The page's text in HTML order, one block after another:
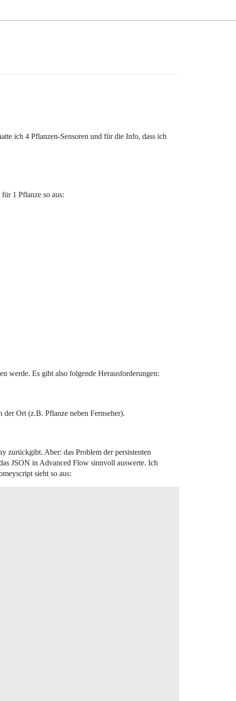
ich 4 Pflanzen-Sensoren und für die Info, dass ich
1 Pflanze so aus:
werde. Es gibt also folgende Herausforderungen:
der Ort (z.B. Pflanze neben Fernseher).
zurückgibt. Aber: das Problem der persistenten
JSON in Advanced Flow sinnvoll auswerte. Ich
sieht so aus: